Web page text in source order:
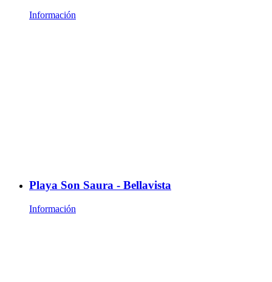
Información
Playa Son Saura - Bellavista
Información